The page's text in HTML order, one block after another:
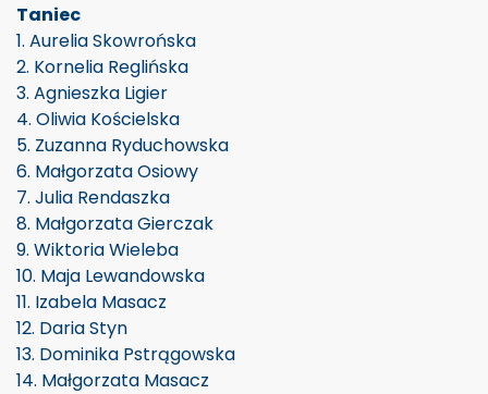
Taniec
1. Aurelia Skowrońska
2. Kornelia Reglińska
3. Agnieszka Ligier
4. Oliwia Kościelska
5. Zuzanna Ryduchowska
6. Małgorzata Osiowy
7. Julia Rendaszka
8. Małgorzata Gierczak
9. Wiktoria Wieleba
10. Maja Lewandowska
11. Izabela Masacz
12. Daria Styn
13. Dominika Pstrągowska
14. Małgorzata Masacz